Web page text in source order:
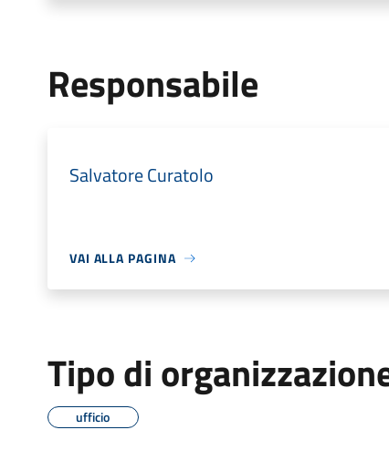
Responsabile
Salvatore Curatolo
VAI ALLA PAGINA
Tipo di
ufficio